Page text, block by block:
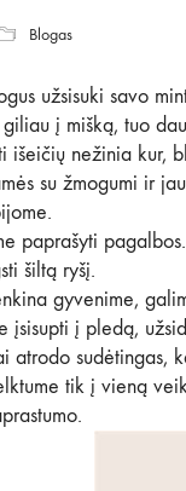
Blogas
užsisuki savo
į mišką, tuo
išeičių nežinia kur,
su žmogumi ir
paprašyti
šiltą ryšį.
gyvenime,
įsisupti į pledą,
atrodo sudėtingas,
tik į vieną